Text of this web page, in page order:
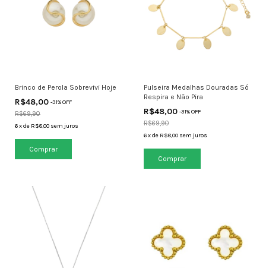
Brinco de Perola Sobrevivi Hoje
R$48,00 -31% OFF
R$69,90
6xde R$8,00 sem juros
Pulseira Medalhas Douradas Só
Respira e Não Pira
R$48,00 -31% OFF
R$69,90
6 xde R$8,00 sem juros